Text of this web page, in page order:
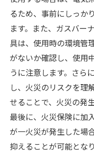
お客様の声
メガアース
予期せぬ火災リ
険の選び方
不測の事態
火災リスク
ント
火災保険に
火災保険でカ
るため、事前にしっか
ます。また、ガスバー
具は、使用時の環境管
がないか確認し、使用
うに注意します。さら
し、火災のリスクを理
せることで、火災の発
最後に、火災保険に加
が一火災が発生した場
抑えることが可能となり